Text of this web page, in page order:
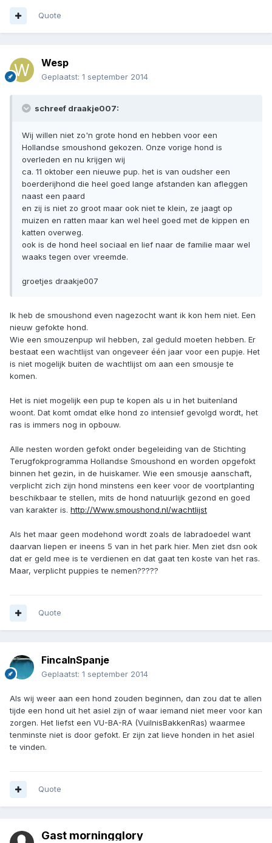
Quote
Wesp
Geplaatst: 1 september 2014
schreef draakje007:
Wij willen niet zo'n grote hond en hebben voor een
Hollandse smoushond gekozen. Onze vorige hond is
overleden en nu krijgen wij
ca. 11 oktober een nieuwe pup. het is van oudsher een
boerderijhond die heel goed lange afstanden kan afleggen
naast een paard
en zij is niet zo groot maar ook niet te klein, ze jaagt op
muizen en ratten maar kan wel heel goed met de kippen en
katten overweg.
ook is de hond heel sociaal en lief naar de familie maar wel
waaks tegen over vreemde.
groetjes draakje007
Ik heb de smoushond even nagezocht want ik kon hem niet. Een
nieuw gefokte hond.
Wie een smouzenpup wil hebben, zal geduld moeten hebben. Er
bestaat een wachtlijst van ongeveer één jaar voor een pupje. Het
is niet mogelijk buiten de wachtlijst om aan een smousje te
komen.
Het is niet mogelijk een pup te kopen als u in het buitenland
woont. Dat komt omdat elke hond zo intensief gevolgd wordt, het
ras is immers nog in opbouw.
Alle nesten worden gefokt onder begeleiding van de Stichting
Terugfokprogramma Hollandse Smoushond en worden opgefokt
binnen het gezin, in de huiskamer. Wie een smousje aanschaft,
verplicht zich zijn hond minstens een keer voor de voortplanting
beschikbaar te stellen, mits de hond natuurlijk gezond en goed
van karakter is. http://Www.smoushond.nl/wachtlijst
Als het maar geen modehond wordt zoals de labradoedel want
daarvan liepen er ineens 5 van in het park hier. Men ziet dsn ook
dat er geld mee is te verdienen en dat gaat ten koste van het ras.
Maar, verplicht puppies te nemen?????
Quote
FincaInSpanje
Geplaatst: 1 september 2014
Als wij weer aan een hond zouden beginnen, dan zou dat te allen
tijde een hond uit het asiel zijn of waar iemand niet meer voor kan
zorgen. Het liefst een VU-BA-RA (VuilnisBakkenRas) waarmee
tenminste niet is door gefokt. Er zijn zat lieve honden in het asiel
te vinden.
Quote
Gast morningglory